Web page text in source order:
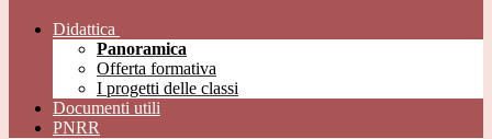
Didattica
Panoramica
Offerta formativa
I progetti delle classi
Documenti utili
PNRR